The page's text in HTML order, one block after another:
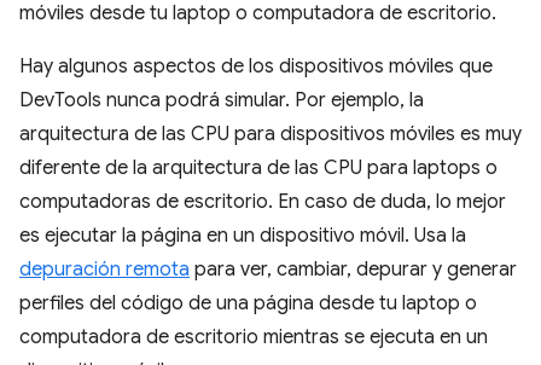
móviles desde tu laptop o computadora de escritorio.
Hay algunos aspectos de los dispositivos móviles que
DevTools nunca podrá simular. Por ejemplo, la
arquitectura de las CPU para dispositivos móviles es muy
diferente de la arquitectura de las CPU para laptops o
computadoras de escritorio. En caso de duda, lo mejor
es ejecutar la página en un dispositivo móvil. Usa la
depuración remota para ver, cambiar, depurar y generar
perfiles del código de una página desde tu laptop o
computadora de escritorio mientras se ejecuta en un